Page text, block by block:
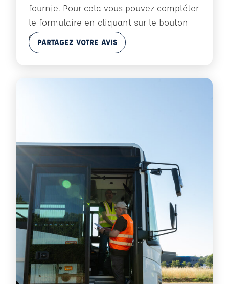
fournie. Pour cela vous pouvez compléter
le formulaire en cliquant sur le bouton
ci-dessous :
En savoir plus
PARTAGEZ VOTRE AVIS